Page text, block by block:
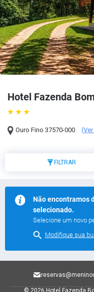
Hotel Fazenda
Ouro Fino 37570-000 (
FILTRAR
Não encontramos
selecionado.
Selecione um novo
Modifique sua
© 2026 Hotel Fazenda